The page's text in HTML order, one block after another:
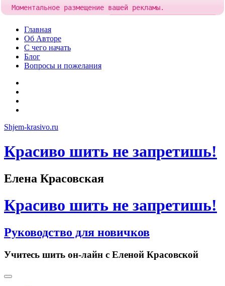
Skip
content
Главная
Об Авторе
С чего начать
Блог
Вопросы и пожелания
Shjem-krasivo.ru
Красиво шить не запретишь!
Елена Красовская
Красиво шить не запретишь!
Руководство для новичков
Учитесь шить он-лайн с Еленой Красовской
Primary
Моментальное размещение вашей рекламы.